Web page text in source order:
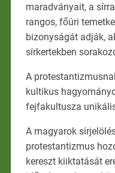
maradványait, a
rangos, főúri
bizonyságát adják,
sírkertekben
A
kultikus
fejfakultusza
A magyarok
protestantizmus
kereszt kiiktatását